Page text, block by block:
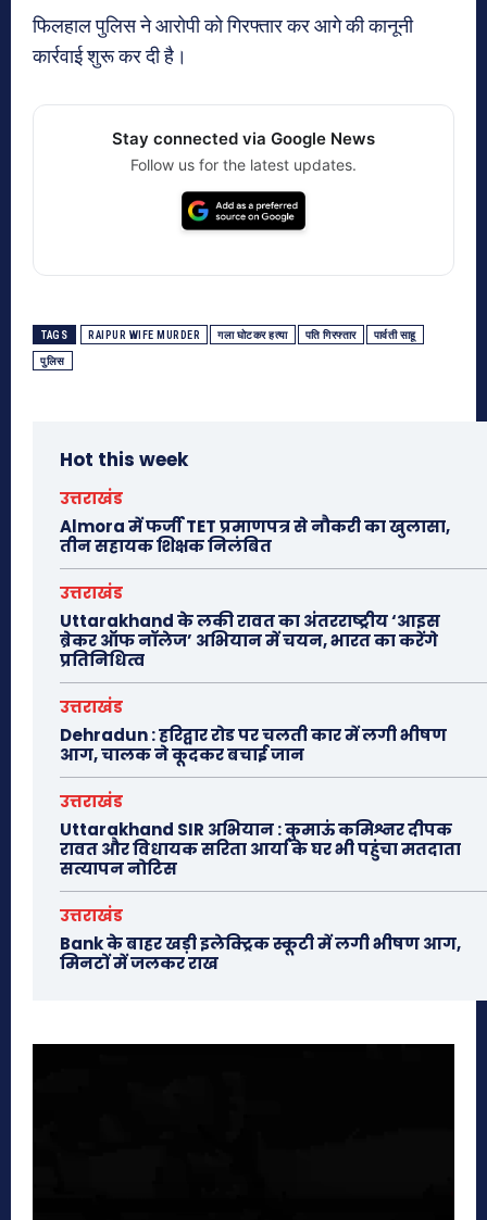
फिलहाल पुलिस ने आरोपी को गिरफ्तार कर आगे की कानूनी
कार्रवाई शुरू कर दी है।
Stay connected via Google News
Follow us for the latest updates.
TAGS RAIPUR WIFE MURDER गला घोटकर हत्या पति गिरफ्तार पार्वती साहू
पुलिस
Hot this week
उत्तराखंड
Almora में फर्जी TET प्रमाणपत्र से नौकरी का खुलासा,
तीन सहायक शिक्षक निलंबित
उत्तराखंड
Uttarakhand के लकी रावत का अंतरराष्ट्रीय ‘आइस
ब्रेकर ऑफ नॉलेज’ अभियान में चयन, भारत का करेंगे
प्रतिनिधित्व
उत्तराखंड
Dehradun : हरिद्वार रोड पर चलती कार में लगी भीषण
आग, चालक ने कूदकर बचाई जान
उत्तराखंड
Uttarakhand SIR अभियान : कुमाऊं कमिश्नर दीपक
रावत और विधायक सरिता आर्या के घर भी पहुंचा मतदाता
सत्यापन नोटिस
उत्तराखंड
Bank के बाहर खड़ी इलेक्ट्रिक स्कूटी में लगी भीषण आग,
मिनटों में जलकर राख